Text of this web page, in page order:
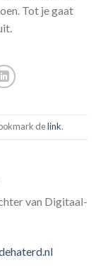
Tot je gaat
delink.
van Digitaal-